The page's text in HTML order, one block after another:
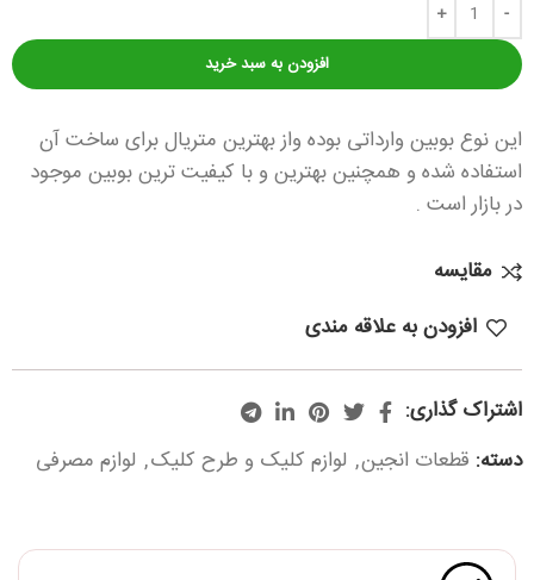
افزودن به سبد خرید
این نوع بوبین وارداتی بوده واز بهترین متریال برای ساخت آن
استفاده شده و همچنین بهترین و با کیفیت ترین بوبین موجود
در بازار است .
مقایسه
افزودن به علاقه مندی
اشتراک گذاری:
دسته: قطعات انجین, لوازم کلیک و طرح کلیک, لوازم مصرفی